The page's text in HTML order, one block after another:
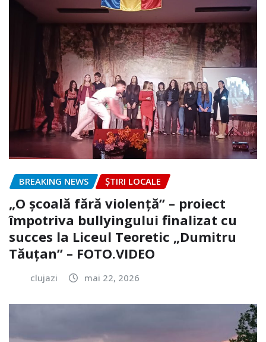
BREAKING NEWS ȘTIRI LOCALE
„O școală fără violență” – proiect
împotriva bullyingului finalizat cu
succes la Liceul Teoretic „Dumitru
Tăuțan” – FOTO.VIDEO
clujazi mai 22, 2026